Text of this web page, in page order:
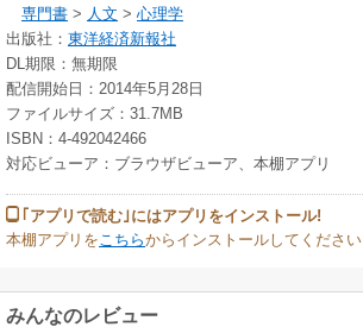
専門書 > 人文 > 心理学
出版社： 東洋経済新報社
DL期限：無期限
配信開始日：2014年5月28日
ファイルサイズ：31.7MB
ISBN：4-492042466
対応ビューア：ブラウザビューア、本棚アプリ
｢アプリで読む｣にはアプリをインストール!
本棚アプリを こちらからインストールしてください
みんなのレビュー